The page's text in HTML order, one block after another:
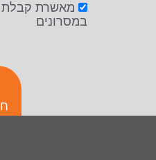
מאשרת קבלת
במסרונים